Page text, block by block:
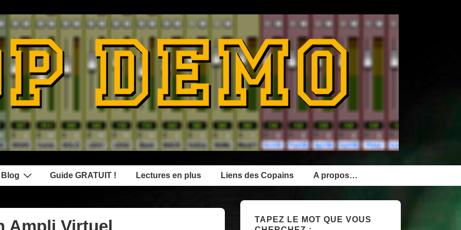
Blog Guide GRATUIT ! Lectures en plus Liens des Copains A propos…
Ampli Virtuel
TAPEZ LE MOT QUE VOUS